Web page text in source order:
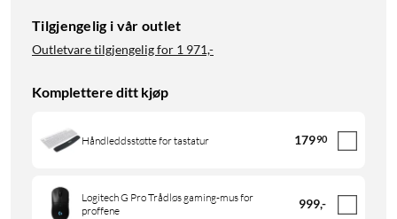
Tilgjengelig i vår outlet
Outletvare tilgjengelig for 1 971,-
Komplettere ditt kjøp
Håndleddsstøtte for tastatur 17990
Logitech G Pro Trådløs gaming-mus for
proffene
999,-